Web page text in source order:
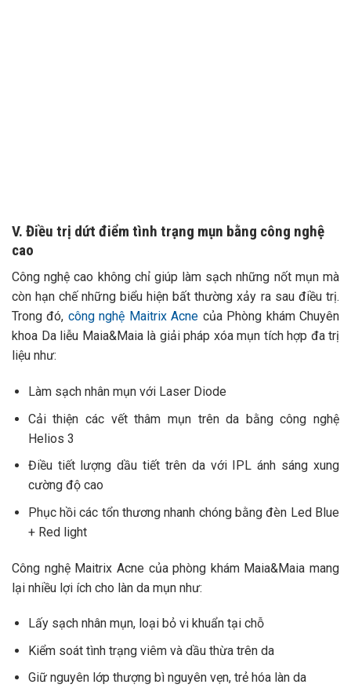
V. Điều trị dứt điểm tình trạng mụn bằng công nghệ
cao
Công nghệ cao không chỉ giúp làm sạch những nốt mụn mà
còn hạn chế những biểu hiện bất thường xảy ra sau điều trị.
Trong đó, công nghệ Maitrix Acne của Phòng khám Chuyên
khoa Da liễu Maia&Maia là giải pháp xóa mụn tích hợp đa trị
liệu như:
Làm sạch nhân mụn với Laser Diode
Cải thiện các vết thâm mụn trên da bằng công nghệ
Helios 3
Điều tiết lượng dầu tiết trên da với IPL ánh sáng xung
cường độ cao
Phục hồi các tổn thương nhanh chóng bằng đèn Led Blue
+ Red light
Công nghệ Maitrix Acne của phòng khám Maia&Maia mang
lại nhiều lợi ích cho làn da mụn như:
Lấy sạch nhân mụn, loại bỏ vi khuẩn tại chỗ
Kiểm soát tình trạng viêm và dầu thừa trên da
Giữ nguyên lớp thượng bì nguyên vẹn, trẻ hóa làn da